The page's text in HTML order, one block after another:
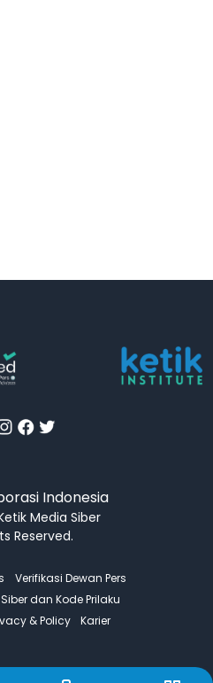
Indonesia
Media Siber
Reserved.
Verifikasi Dewan Pers
dan Kode Prilaku
& Policy Karier